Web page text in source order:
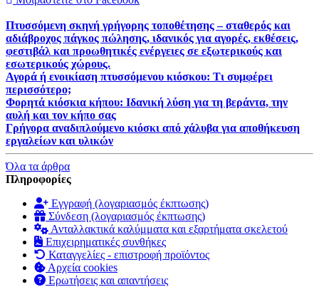
Πτυσσόμενη σκηνή γρήγορης τοποθέτησης – σταθερός και
αδιάβροχος πάγκος πώλησης, ιδανικός για αγορές, εκθέσεις,
φεστιβάλ και προωθητικές ενέργειες σε εξωτερικούς και
εσωτερικούς χώρους.
Αγορά ή ενοικίαση πτυσσόμενου κιόσκου: Τι συμφέρει
περισσότερο;
Φορητά κιόσκια κήπου: Ιδανική λύση για τη βεράντα, την
αυλή και τον κήπο σας
Γρήγορα αναδιπλούμενο κιόσκι από χάλυβα για αποθήκευση
εργαλείων και υλικών
Όλα τα άρθρα
Πληροφορίες
Εγγραφή (λογαριασμός έκπτωσης)
Σύνδεση (λογαριασμός έκπτωσης)
Ανταλλακτικά καλύμματα και εξαρτήματα σκελετού
Επιχειρηματικές συνθήκες
Καταγγελίες - επιστροφή προϊόντος
Αρχεία cookies
Ερωτήσεις και απαντήσεις